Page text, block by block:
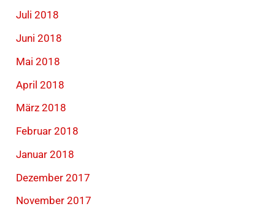
Juli 2018
Juni 2018
Mai 2018
April 2018
März 2018
Februar 2018
Januar 2018
Dezember 2017
November 2017